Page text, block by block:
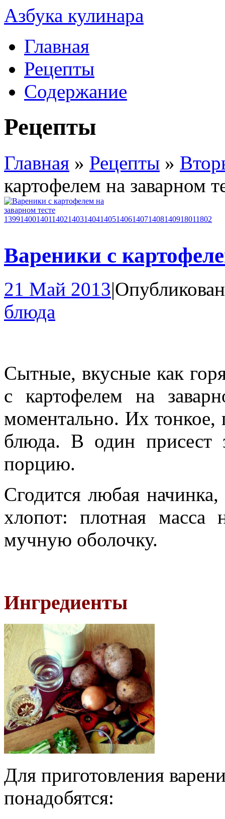
Азбука кулинара
Главная
Рецепты
Содержание
Рецепты
Главная » Рецепты »
картофелем на заварном
1399140014011402140314041405140614071408140918011802
Вареники с
21 Май 2013|
блюда
Сытные, вкусные как
с картофелем на
моментально. Их тонкое,
блюда. В один присест
порцию.
Сгодится любая
хлопот: плотная масса
мучную оболочку.
Ингредиенты
Для приготовления
понадобятся: